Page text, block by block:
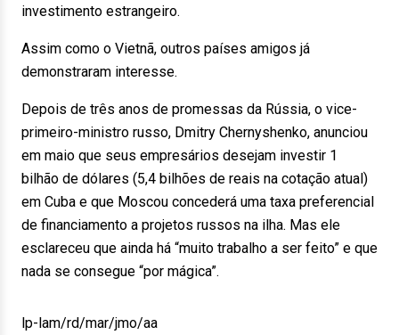
investimento estrangeiro.
Assim como o Vietnã, outros países amigos já
demonstraram interesse.
Depois de três anos de promessas da Rússia, o vice-
primeiro-ministro russo, Dmitry Chernyshenko, anunciou
em maio que seus empresários desejam investir 1
bilhão de dólares (5,4 bilhões de reais na cotação atual)
em Cuba e que Moscou concederá uma taxa preferencial
de financiamento a projetos russos na ilha. Mas ele
esclareceu que ainda há “muito trabalho a ser feito” e que
nada se consegue “por mágica”.
lp-lam/rd/mar/jmo/aa